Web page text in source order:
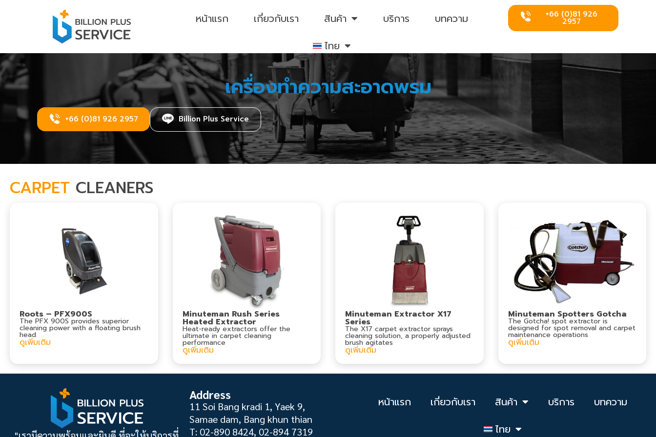
หน้าแรก เกี่ยวกับเรา สินค้า บริการ
บทความ
ไทย
+66 (0)81 926
2957
เครื่องทำความสะอาดพรม
+66 (0)81 926 2957 Billion Plus Service
CARPET CLEANERS
Roots – PFX900S
The PFX 900S provides superior
cleaning power with a floating brush
head
ดูเพิ่มเติม
Minuteman Rush Series
Heated Extractor
Heat-ready extractors offer the
ultimate in carpet cleaning
performance
ดูเพิ่มเติม
Minuteman Extractor X17
Series
The X17 carpet extractor sprays
cleaning solution, a properly adjusted
brush agitates
ดูเพิ่มเติม
Minuteman Spotters Gotcha
The Gotcha! spot extractor is
designed for spot removal and carpet
maintenance operations
ดูเพิ่มเติม
Address
11 Soi Bang kradi 1, Yaek 9,
Samae dam, Bang khun thian
T: 02-890 8424, 02-894 7319
หน้าแรก เกี่ยวกับเรา สินค้า บริการ
บทความ
ไทย